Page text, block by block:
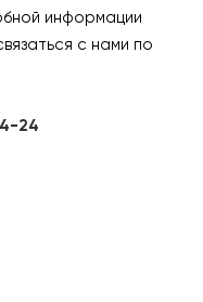
информации
с нами по
24